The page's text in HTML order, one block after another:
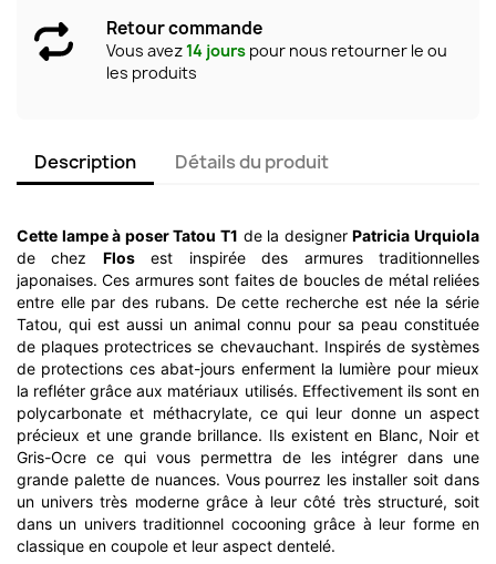
Retour commande
Vous avez14 jours pour nous retourner le ou
les produits
Description Détails du produit
Cette lampe à poser Tatou T1 de la designerPatricia Urquiola
de chez Flosest inspirée des armures traditionnelles
japonaises. Ces armures sont faites de boucles de métal reliées
entre elle par des rubans. De cette recherche est née la série
Tatou, qui est aussi un animal connu pour sa peau constituée
de plaques protectrices se chevauchant. Inspirés de systèmes
de protections ces abat-jours enferment la lumière pour mieux
la refléter grâce aux matériaux utilisés. Effectivement ils sont en
polycarbonate et méthacrylate, ce qui leur donne un aspect
précieux et une grande brillance. Ils existent en Blanc, Noir et
Gris-Ocre ce qui vous permettra de les intégrer dans une
grande palette de nuances. Vous pourrez les installer soit dans
un univers très moderne grâce à leur côté très structuré, soit
dans un univers traditionnel cocooning grâce à leur forme en
classique en coupole et leur aspect dentelé.